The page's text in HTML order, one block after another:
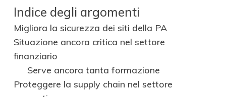
Indice degli argomenti
Migliora la sicurezza dei siti della PA
Situazione ancora critica nel settore
finanziario
Serve ancora tanta formazione
Proteggere la supply chain nel settore